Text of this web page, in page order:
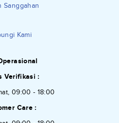
Sanggahan
Kami
Verifikasi :
09:00 - 18:00
Care :